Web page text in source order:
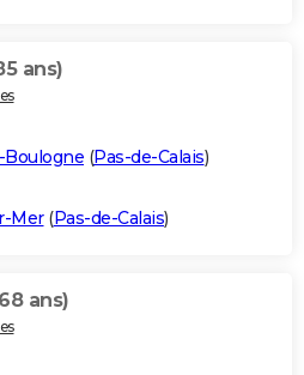
ans)
(Pas-de-Calais)
Mer(Pas-de-Calais)
ans)